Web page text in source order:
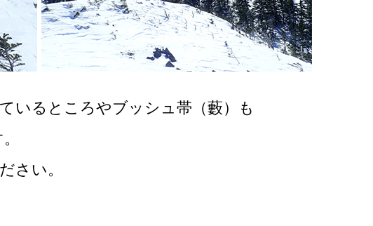
いるところやブッシュ帯（藪）も
さい。